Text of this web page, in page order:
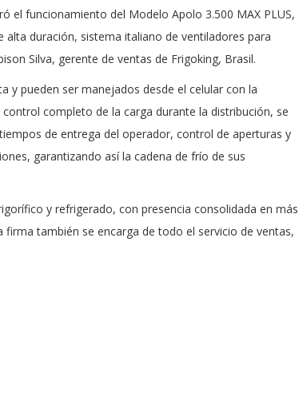
el funcionamiento del Modelo Apolo 3.500 MAX PLUS,
duración, sistema italiano de ventiladores para
Silva, gerente de ventas de Frigoking, Brasil.
y pueden ser manejados desde el celular con la
completo de la carga durante la distribución, se
de entrega del operador, control de aperturas y
garantizando así la cadena de frío de sus
y refrigerado, con presencia consolidada en más
también se encarga de todo el servicio de ventas,